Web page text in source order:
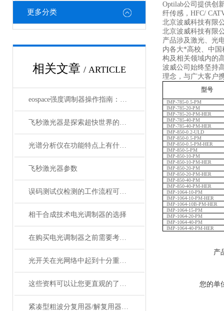
更多分类
相关文章 / ARTICLE
eospace强度调制器操作指南：从基础到进阶的完整流程
飞秒激光器是探索超快世界的利器
光谱分析仪在功能特点上有什么杰出表现？
飞秒激光器参数
误码测试仪检测的工作流程可概括为以下几个步骤
相干合成技术电光调制器的选择
在购买电光调制器之前需要考虑许多性质
光开关在光网络中起到十分重要的作用
这些资料可以让您更直观的了解什么是电光调制器！
紧凑型粗波分复用器/解复用器（双面）产品参数
Optilab公司提供创
纤传感，HFC/
北京波威科技有限
北京波威科技有限
产品涉及激光、光
内各大*高校、中
构及相关领域内的
波威公司始终坚持
理念，与广大客户
型号
IMP-785-0.5-PM
IMP-785-20-PM
IMP-785-20-PM-HER
IMP-785-40-PM
IMP-785-40-PM-HER
IMP-850-0.2-ULD
IMP-850-0.5-PM
IMP-850-0.5-PM-HER
IMP-850-5-PM
IMP-850-10-PM
IMP-850-10-PM-HER
IMP-850-20-PM
IMP-850-20-PM-HER
IMP-850-40-PM
IMP-850-40-PM-HER
IMP-1064-10-PM
IMP-1064-10-PM-HER
IMP-1064-10B-PM-HER
IMP-1064-15-PM
IMP-1064-20-PM
IMP-1064-40-PM
IMP-1064-40-PM-HER
产
您的单